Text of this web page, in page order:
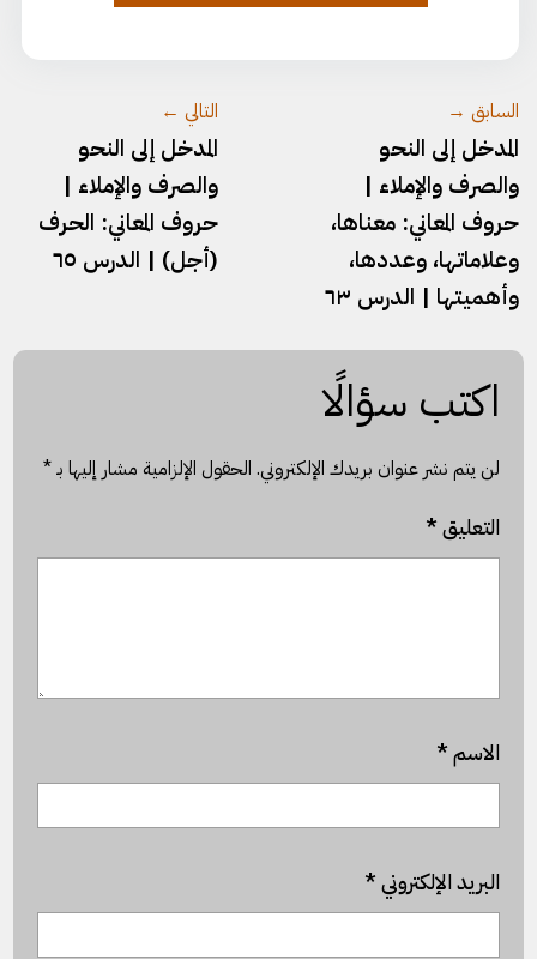
السابق →
المدخل إلى النحو
والصرف والإملاء |
حروف المعاني: معناها،
وعلاماتها، وعددها،
وأهميتها | الدرس ٦٣
التالي ←
المدخل إلى النحو
والصرف والإملاء |
حروف المعاني: الحرف
(أجل) | الدرس ٦٥
اكتب سؤالًا
لن يتم نشر عنوان بريدك الإلكتروني. الحقول الإلزامية مشار إليها بـ*
التعليق*
الاسم*
البريد الإلكتروني*